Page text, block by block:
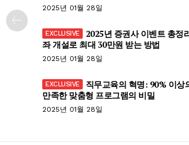
2025년 01월 28일
2025년 증권사 이벤트 총정
좌 개설로 최대 30만원 받는 방법
2025년 01월 28일
직무교육의 혁명: 90% 이상
만족한 맞춤형 프로그램의 비밀
2025년 01월 28일